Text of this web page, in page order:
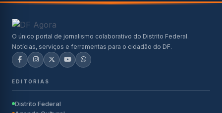
O único portal de jornalismo colaborativo do Distrito Federal.
Notícias, serviços e ferramentas para o cidadão do DF.
EDITORIAS
Distrito Federal